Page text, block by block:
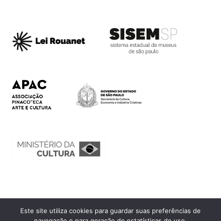
Ouvidoria
Este site utiliza cookies para guardar suas preferências de